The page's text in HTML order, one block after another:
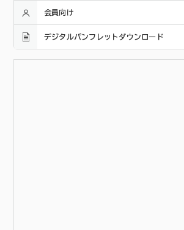
会員向け
デジタルパンフレットダウンロード